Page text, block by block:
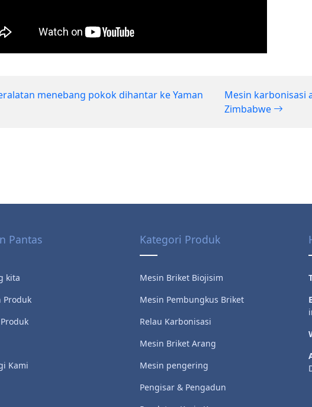
menebang pokok dihantar ke Yaman
Mesin karbonisasi
Zimbabwe
Pantas
kita
Produk
Kami
Kategori Produk
Mesin Briket Biojisim
Mesin Pembungkus Briket
Relau Karbonisasi
Mesin Briket Arang
Mesin pengering
Pengisar & Pengadun